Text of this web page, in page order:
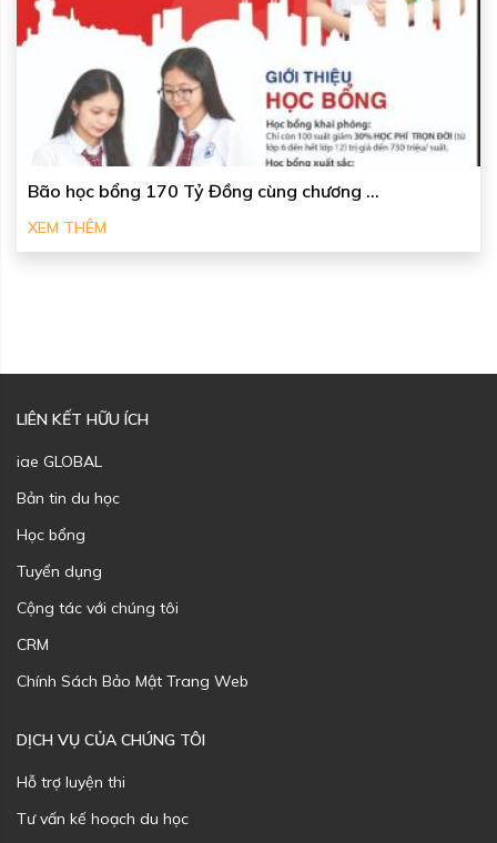
Bão học bổng 170 Tỷ Đồng cùng chương ...
XEM THÊM
LIÊN KẾT HỮU ÍCH
iae GLOBAL
Bản tin du học
Học bổng
Tuyển dụng
Cộng tác với chúng tôi
CRM
Chính Sách Bảo Mật Trang Web
DỊCH VỤ CỦA CHÚNG TÔI
Hỗ trợ luyện thi
Tư vấn kế hoạch du học